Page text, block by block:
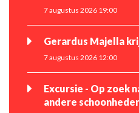
7 augustus 2026 19:00
Gerardus Majella
7 augustus 2026 12:00
Excursie - Op zoek
andere